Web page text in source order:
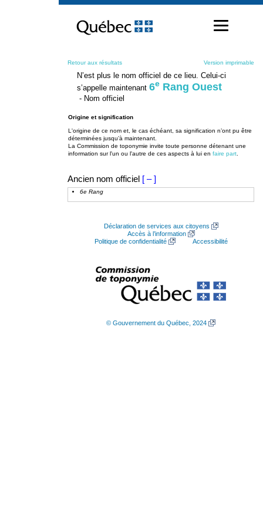
contenu
Retour aux résultats Version imprimable
N’est plus le nom officiel de ce lieu. Celui-ci
s’appelle maintenant 6e Rang Ouest
- Nom officiel
Origine et signification
L'origine de ce nom et, le cas échéant, sa signification n’ont pu être
déterminées jusqu’à maintenant.
La Commission de toponymie invite toute personne détenant une
information sur l'un ou l'autre de ces aspects à lui en faire part
Ancien nom officiel [ – ]
6e Rang
Déclaration de services aux citoyens
Accès à l’information
Politique de confidentialité
Accessibilité
© Gouvernement du Québec, 2024